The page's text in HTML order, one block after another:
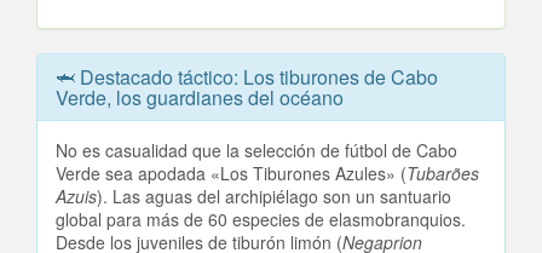
🦈 Destacado táctico: Los tiburones de Cabo
Verde, los guardianes del océano
No es casualidad que la selección de fútbol de Cabo
Verde sea apodada «Los Tiburones Azules» (Tubarões
Azuis). Las aguas del archipiélago son un santuario
global para más de 60 especies de elasmobranquios.
Desde los juveniles de tiburón limón (Negaprion